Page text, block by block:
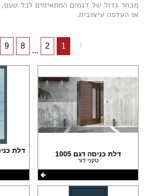
(4)
(81)
(48)
(1)
(1)
(1)
(26)
(10)
(1)
(94)
(37)
(37)
(3)
מבחר גדול של דגמים המתאימים לכל טעם,
או העדפה עיצובית.
1
2
...
8
9
דלת כניסה דגם 1005
טקני דור
הצהרת נגישות